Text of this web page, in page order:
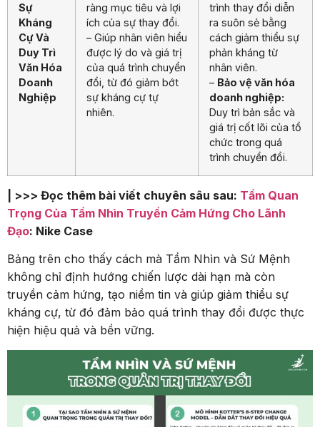
Sự
Kháng
Cự Và
Duy Trì
Văn Hóa
Doanh
Nghiệp
ràng mục tiêu và lợi
ích của sự thay đổi.
– Giúp nhân viên hiểu
được lý do và giá trị
của quá trình chuyển
đổi, từ đó giảm bớt
sự kháng cự tự
nhiên.
trình thay đổi diễn
ra suôn sẻ bằng
cách giảm thiểu sự
phản kháng từ
nhân viên.
– Bảo vệ văn hóa
doanh nghiệp:
Duy trì bản sắc và
giá trị cốt lõi của tổ
chức trong quá
trình chuyển đổi.
| >>> Đọc thêm bài viết chuyên sâu sau: Tầm Quan
Trọng Của Tầm Nhìn Truyền Cảm Hứng Cho Lãnh
Đạo: Nike Case
Bảng trên cho thấy cách mà Tầm Nhìn và Sứ Mệnh
không chỉ định hướng chiến lược dài hạn mà còn
truyền cảm hứng, tạo niềm tin và giúp giảm thiểu sự
kháng cự, từ đó đảm bảo quá trình thay đổi được thực
hiện hiệu quả và bền vững.